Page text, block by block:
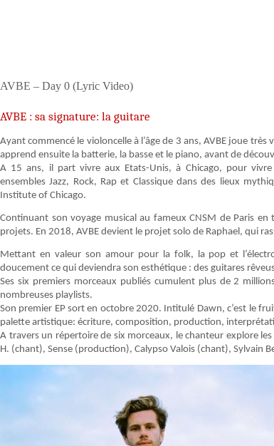
AVBE – Day 0 (Lyric Video)
AVBE : sa signature: la guitare
Ayant commencé le violoncelle à l’âge de 3 ans, AVBE joue
apprend ensuite la batterie, la basse et le piano, avant de
A 15 ans, il part vivre aux Etats-Unis, à Chicago, pour
ensembles Jazz, Rock, Rap et Classique dans des lieux
Institute of Chicago.
Continuant son voyage musical au fameux CNSM de Paris
projets. En 2018, AVBE devient le projet solo de Raphael, qui
Mettant en valeur son amour pour la folk, la pop et
doucement ce qui deviendra son esthétique : des guitares
Ses six premiers morceaux publiés cumulent plus de 2
nombreuses playlists.
Son premier EP sort en octobre 2020. Intitulé Dawn, c’est le
palette artistique: écriture, composition, production,
A travers un répertoire de six morceaux, le chanteur explore
H. (chant), Sense (production), Calypso Valois (chant), Sylvain